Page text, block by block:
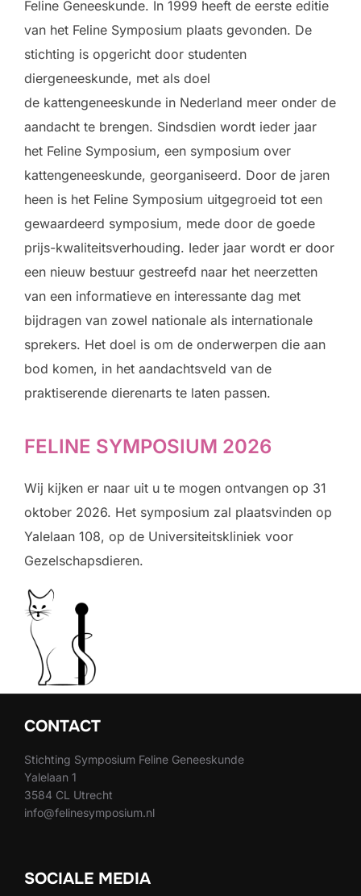
Feline Geneeskunde. In 1999 heeft de eerste editie
van het Feline Symposium plaats gevonden. De
stichting is opgericht door studenten
diergeneeskunde, met als doel
de kattengeneeskunde in Nederland meer onder de
aandacht te brengen. Sindsdien wordt ieder jaar
het Feline Symposium, een symposium over
kattengeneeskunde, georganiseerd. Door de jaren
heen is het Feline Symposium uitgegroeid tot een
gewaardeerd symposium, mede door de goede
prijs-kwaliteitsverhouding. Ieder jaar wordt er door
een nieuw bestuur gestreefd naar het neerzetten
van een informatieve en interessante dag met
bijdragen van zowel nationale als internationale
sprekers. Het doel is om de onderwerpen die aan
bod komen, in het aandachtsveld van de
praktiserende dierenarts te laten passen.
FELINE SYMPOSIUM 2026
Wij kijken er naar uit u te mogen ontvangen op 31
oktober 2026. Het symposium zal plaatsvinden op
Yalelaan 108, op de Universiteitskliniek voor
Gezelschapsdieren.
CONTACT
Stichting Symposium Feline Geneeskunde
Yalelaan 1
3584 CL Utrecht
info@felinesymposium.nl
SOCIALE MEDIA